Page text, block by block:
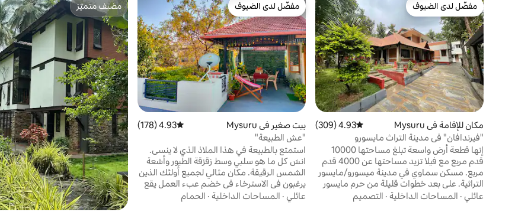
مفضّل لدى الضيوف
مفضّل لدى الضيوف
مكان للإقامة في Mysuru متوسط التقييم 4.93 من 5، 309 مراجعات
4.93 (309)
"فيرندافان" في مدينة التراث مايسورو
إنها قطعة أرض واسعة تبلغ مساحتها 10000
قدم مربع مع فيلا تزيد مساحتها عن 4000 قدم
مربع. مسكن سماوي في مدينة ميسورو/مايسور
التراثية. على بعد خطوات قليلة من حرم مايسور
إنفوسيس الشهير. معابد سريرانجاناثا وفاراها،
وسد كرس، ومحمية الطيور، وشلالات بالموري
عائلي · المساحات الداخلية · التصميم
مفضّل لدى الضيوف
مفضّل لدى الضيوف
بيت صغير في Mysuru متوسط التقييم 4.93 من 5، 178 مراجعات
4.93 (178)
"عش الطبيعة"
استمتع بالطبيعة في هذا الملاذ الذي لا ينسى.
انسَ كل ما هو سلبي وسط زقزقة الطيور وأشعة
الشمس الرقيقة. مكان مثالي لجميع أولئك الذين
يرغبون في الاسترخاء في خضم عبء العمل يقع
عائلي · المساحات الداخلية · الحمام
مضيف متميّز
مضيف متميّز